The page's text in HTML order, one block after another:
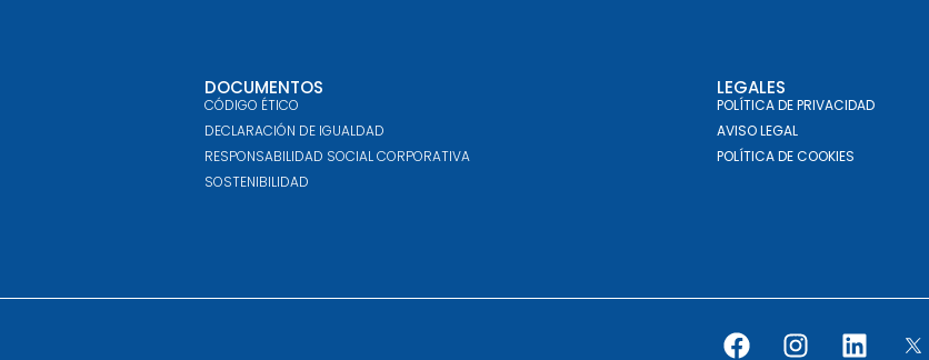
DOCUMENTOS
CÓDIGO ÉTICO
DECLARACIÓN DE IGUALDAD
RESPONSABILIDAD SOCIAL CORPORATIVA
SOSTENIBILIDAD
LEGALES
POLÍTICA DE PRIVACIDAD
AVISO LEGAL
POLÍTICA DE COOKIES